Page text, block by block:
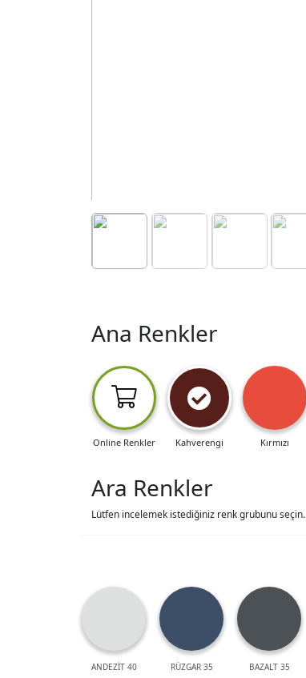
Ana Renkler
Online Renkler Kahverengi Kırmızı
Ara Renkler
Lütfen incelemek istediğiniz renk grubunu seçin.
ANDEZİT 40 RÜZGAR 35 BAZALT 35